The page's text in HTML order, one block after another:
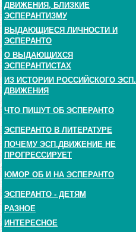
ДВИЖЕНИЯ, БЛИЗКИЕ
ЭСПЕРАНТИЗМУ
ВЫДАЮЩИЕСЯ ЛИЧНОСТИ И
ЭСПЕРАНТО
О ВЫДАЮЩИХСЯ
ЭСПЕРАНТИСТАХ
ИЗ ИСТОРИИ РОССИЙСКОГО ЭСП.
ДВИЖЕНИЯ
ЧТО ПИШУТ ОБ ЭСПЕРАНТО
ЭСПЕРАНТО В ЛИТЕРАТУРЕ
ПОЧЕМУ ЭСП.ДВИЖЕНИЕ НЕ
ПРОГРЕССИРУЕТ
ЮМОР ОБ И НА ЭСПЕРАНТО
ЭСПЕРАНТО - ДЕТЯМ
РАЗНОЕ
ИНТЕРЕСНОЕ